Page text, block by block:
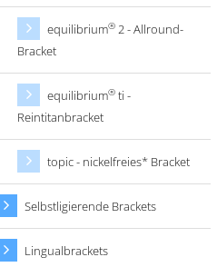
equilibrium® 2 - Allround-
Bracket
equilibrium® ti -
Reintitanbracket
topic - nickelfreies* Bracket
Selbstligierende Brackets
Lingualbrackets